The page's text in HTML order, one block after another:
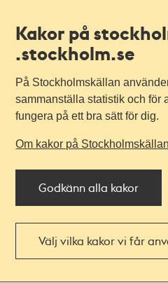
Kakor på
.stockholm.se
På Stockholmskällan
sammanställa statistik och för
fungera på ett bra sätt för dig.
Om kakor på Stockholmskällan
Godkänn alla kakor
Välj vilka kakor vi får